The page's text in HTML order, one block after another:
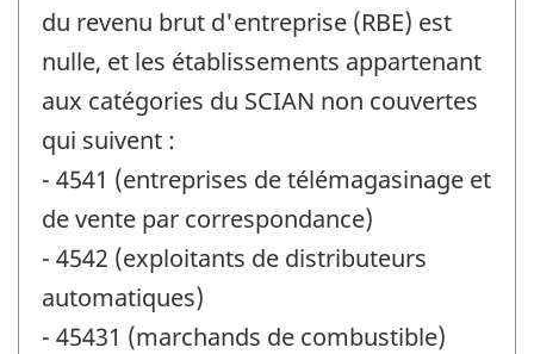
du revenu brut d'entreprise (RBE) est
nulle, et les établissements appartenant
aux catégories du SCIAN non couvertes
qui suivent :
- 4541 (entreprises de télémagasinage et
de vente par correspondance)
- 4542 (exploitants de distributeurs
automatiques)
- 45431 (marchands de combustible)